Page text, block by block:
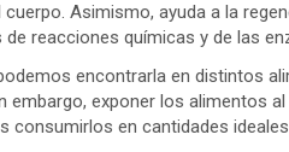
cuerpo. Asimismo, ayuda a la
de reacciones químicas y de las
encontrarla en distintos
embargo, exponer los alimentos
consumirlos en cantidades